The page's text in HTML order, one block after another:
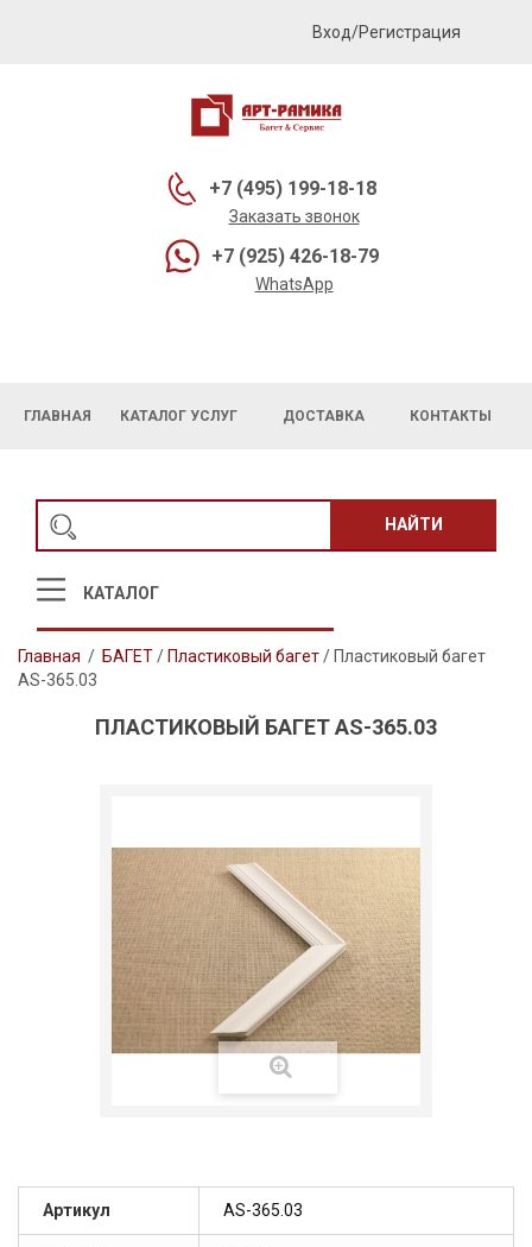
Вход/Регистрация
+7 (495) 199-18-18
Заказать звонок
+7 (925) 426-18-79
WhatsApp
ГЛАВНАЯ КАТАЛОГ УСЛУГ ДОСТАВКА КОНТАКТЫ
НАЙТИ
КАТАЛОГ
Главная / БАГЕТ/ Пластиковый багет/ Пластиковый багет
AS-365.03
ПЛАСТИКОВЫЙ БАГЕТ AS-365.03
Артикул AS-365.03